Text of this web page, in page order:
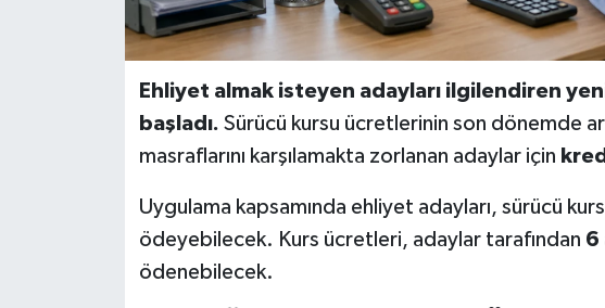
Ehliyet almak isteyen adayları ilgilendiren
başladı. Sürücü kursu ücretlerinin son dönemde
masraflarını karşılamakta zorlanan adaylar için
Uygulama kapsamında ehliyet adayları, sürücü
ödeyebilecek. Kurs ücretleri, adaylar tarafından 6
ödenebilecek.
Teknoloji